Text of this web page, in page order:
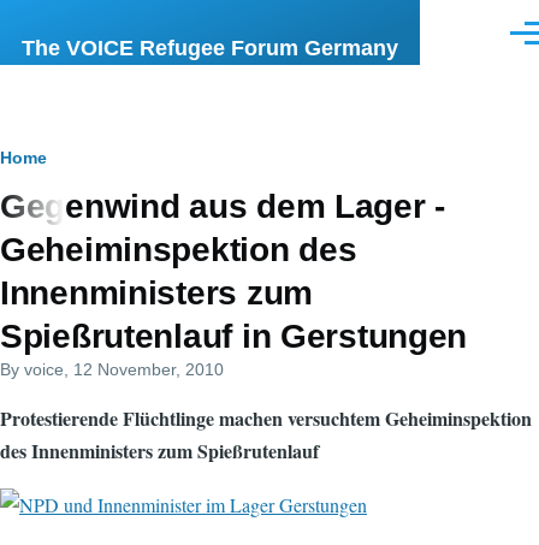
The VOICE Refugee Forum Germany
Breadcrumb
Home
Gegenwind aus dem Lager -
Geheiminspektion des
Innenministers zum
Spießrutenlauf in Gerstungen
By voice , 12 November, 2010
Protestierende Flüchtlinge machen versuchtem Geheiminspektion
des Innenministers zum Spießrutenlauf